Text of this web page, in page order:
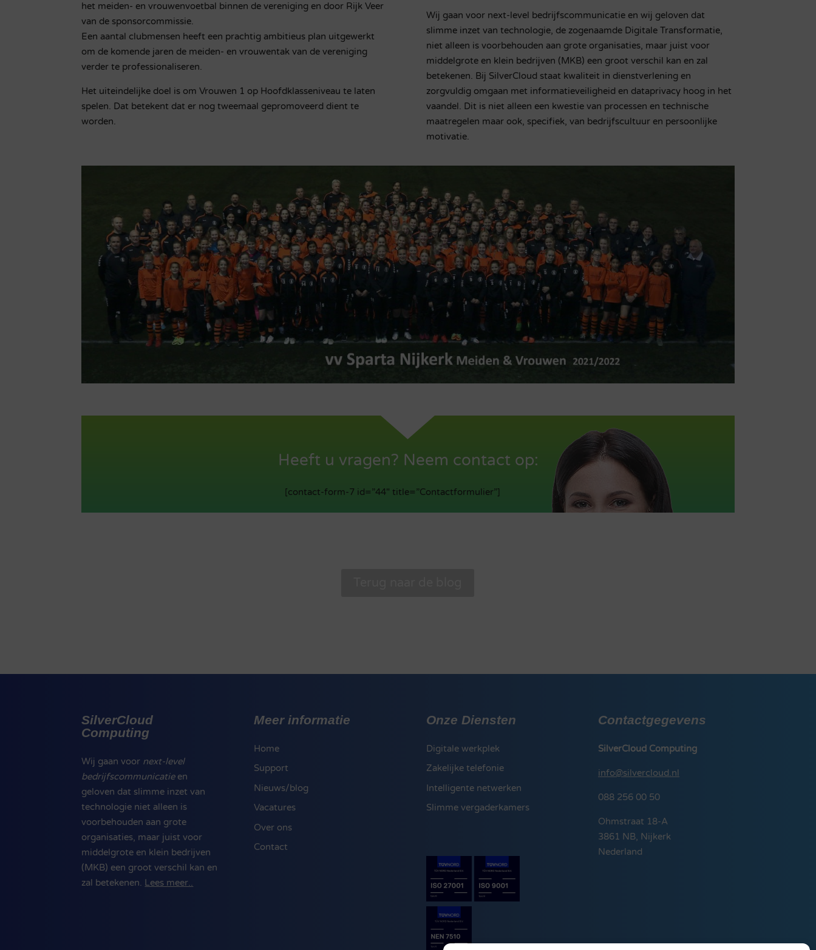
het meiden- en vrouwenvoetbal binnen de vereniging en door Rijk Veer
van de sponsorcommissie.
Een aantal clubmensen heeft een prachtig ambitieus plan uitgewerkt
om de komende jaren de meiden- en vrouwentak van de vereniging
verder te professionaliseren.
Het uiteindelijke doel is om Vrouwen 1 op Hoofdklasseniveau te laten
spelen. Dat betekent dat er nog tweemaal gepromoveerd dient te
worden.
Wij gaan voor next-level bedrijfscommunicatie en wij geloven dat
slimme inzet van technologie, de zogenaamde Digitale Transformatie,
niet alleen is voorbehouden aan grote organisaties, maar juist voor
middelgrote en klein bedrijven (MKB) een groot verschil kan en zal
betekenen. Bij SilverCloud staat kwaliteit in dienstverlening en
zorgvuldig omgaan met informatieveiligheid en dataprivacy hoog in het
vaandel. Dit is niet alleen een kwestie van processen en technische
maatregelen maar ook, specifiek, van bedrijfscultuur en persoonlijke
motivatie.
Heeft u vragen? Neem contact op:
[contact-form-7 id=”44″ title=”Contactformulier”]
SilverCloud
Computing
Wij gaan voor next-level
bedrijfscommunicatie en
geloven dat slimme inzet van
technologie niet alleen is
voorbehouden aan grote
organisaties, maar juist voor
middelgrote en klein bedrijven
(MKB) een groot verschil kan en
zal betekenen. Lees meer..
Meer informatie
Home
Support
Nieuws/blog
Vacatures
Over ons
Contact
Onze Diensten
Digitale werkplek
Zakelijke telefonie
Intelligente netwerken
Slimme vergaderkamers
Contactgegevens
SilverCloud Computing
info@silvercloud.nl
088 256 00 50
Ohmstraat 18-A
3861 NB, Nijkerk
Nederland